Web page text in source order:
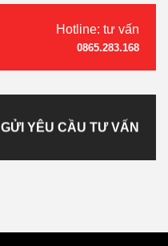
Hotline: tư vấn
0865.283.168
GỬI YÊU CẦU TƯ VẤN